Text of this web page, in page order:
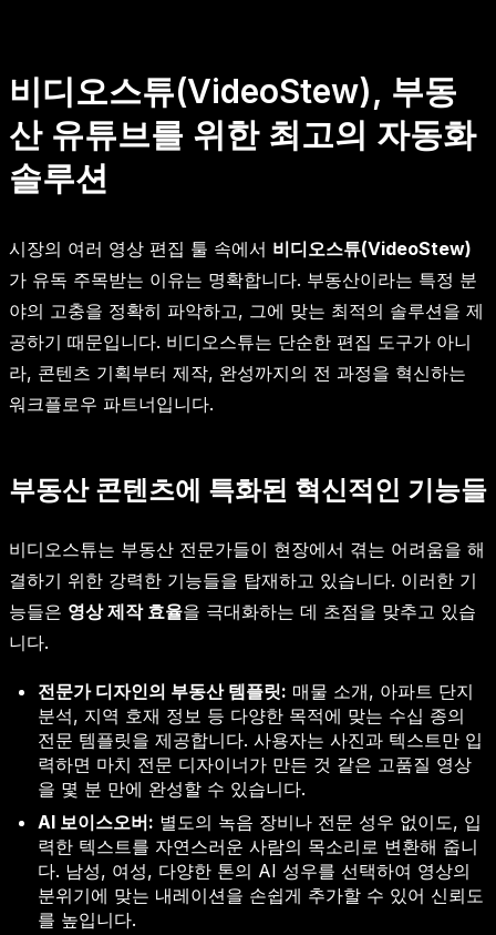
비디오스튜(VideoStew), 부동
산 유튜브를 위한 최고의 자동화
솔루션
시장의 여러 영상 편집 툴 속에서 비디오스튜(VideoStew)
가 유독 주목받는 이유는 명확합니다. 부동산이라는 특정 분
야의 고충을 정확히 파악하고, 그에 맞는 최적의 솔루션을 제
공하기 때문입니다. 비디오스튜는 단순한 편집 도구가 아니
라, 콘텐츠 기획부터 제작, 완성까지의 전 과정을 혁신하는
워크플로우 파트너입니다.
부동산 콘텐츠에 특화된 혁신적인 기능들
비디오스튜는 부동산 전문가들이 현장에서 겪는 어려움을 해
결하기 위한 강력한 기능들을 탑재하고 있습니다. 이러한 기
능들은 영상 제작 효율을 극대화하는 데 초점을 맞추고 있습
니다.
전문가 디자인의 부동산 템플릿: 매물 소개, 아파트 단지
분석, 지역 호재 정보 등 다양한 목적에 맞는 수십 종의
전문 템플릿을 제공합니다. 사용자는 사진과 텍스트만 입
력하면 마치 전문 디자이너가 만든 것 같은 고품질 영상
을 몇 분 만에 완성할 수 있습니다.
AI 보이스오버: 별도의 녹음 장비나 전문 성우 없이도, 입
력한 텍스트를 자연스러운 사람의 목소리로 변환해 줍니
다. 남성, 여성, 다양한 톤의 AI 성우를 선택하여 영상의
분위기에 맞는 내레이션을 손쉽게 추가할 수 있어 신뢰도
를 높입니다.